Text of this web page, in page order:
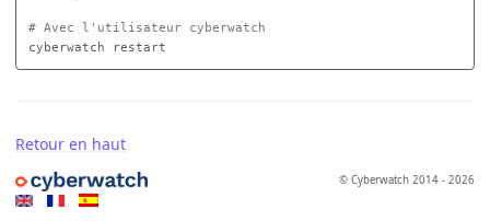
# Avec l'utilisateur cyberwatch
Retour en haut
© Cyberwatch 2014 - 2026